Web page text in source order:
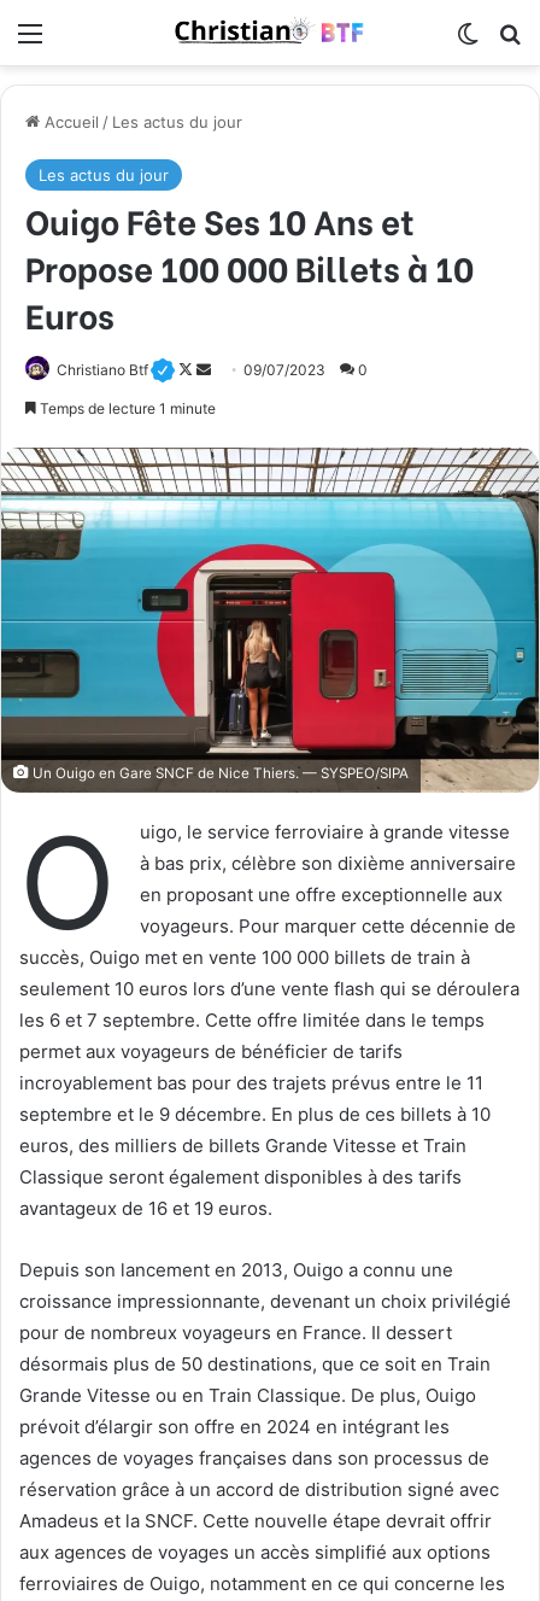
Accueil / Les actus du jour
Les actus du jour
Ouigo Fête Ses 10 Ans et
Propose 100 000 Billets à 10
Euros
Christiano Btf
F
l
o
w
n
o
y
e
u
n
c
u
r
i
l
09/07/2023 0
Temps de lecture 1 minute
Un Ouigo en Gare SNCF de Nice Thiers. — SYSPEO/SIPA
O
uigo, le service ferroviaire à grande vitesse
à bas prix, célèbre son dixième anniversaire
en proposant une offre exceptionnelle aux
voyageurs. Pour marquer cette décennie de
succès, Ouigo met en vente 100 000 billets de train à
seulement 10 euros lors d’une vente flash qui se déroulera
les 6 et 7 septembre. Cette offre limitée dans le temps
permet aux voyageurs de bénéficier de tarifs
incroyablement bas pour des trajets prévus entre le 11
septembre et le 9 décembre. En plus de ces billets à 10
euros, des milliers de billets Grande Vitesse et Train
Classique seront également disponibles à des tarifs
avantageux de 16 et 19 euros.
Depuis son lancement en 2013, Ouigo a connu une
croissance impressionnante, devenant un choix privilégié
pour de nombreux voyageurs en France. Il dessert
désormais plus de 50 destinations, que ce soit en Train
Grande Vitesse ou en Train Classique. De plus, Ouigo
prévoit d’élargir son offre en 2024 en intégrant les
agences de voyages françaises dans son processus de
réservation grâce à un accord de distribution signé avec
Amadeus et la SNCF. Cette nouvelle étape devrait offrir
aux agences de voyages un accès simplifié aux options
ferroviaires de Ouigo, notamment en ce qui concerne les